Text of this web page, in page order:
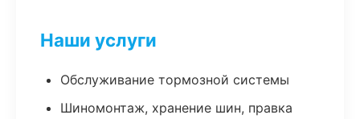
Наши услуги
Обслуживание тормозной системы
Шиномонтаж, хранение шин, правка